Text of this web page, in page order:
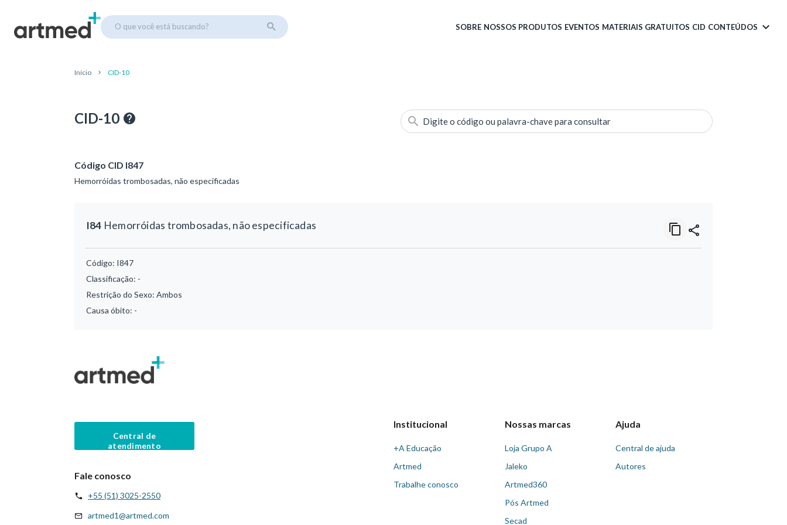
O que você está buscando? SOBRE NOSSOS PRODUTOS EVENTOS MATERIAIS GRATUITOS CID CONTEÚDOS
Início CID-10
CID-10 Digite o código ou palavra-chave para consultar
Código CID I847
Hemorróidas trombosadas, não especificadas
I84 Hemorróidas trombosadas, não especificadas
Código: I847
Classificação: -
Restrição do Sexo: Ambos
Causa óbito: -
Central de
atendimento
Fale conosco
+55 (51) 3025-2550
artmed1@artmed.com
Institucional
+A Educação
Artmed
Trabalhe conosco
Nossas marcas
Loja Grupo A
Jaleko
Artmed360
Pós Artmed
Secad
Ajuda
Central de ajuda
Autores